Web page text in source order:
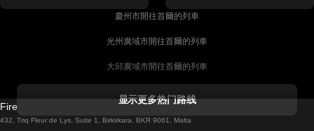
慶州市開往首爾的列車
光州廣域市開往首爾的列車
大邱廣域市開往首爾的列車
都柏林開往戈尔韦的列車
显示更多热门路线
Firebird GT Limited (OC 1451)
432, Triq Fleur de Lys, Suite 1, Birkirkara, BKR 9061, Malta